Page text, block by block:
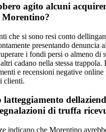
agito alcuni
che si sono resi conto
presentando denuncia
i fondi persi o almeno di
cadano nella stessa
e recensioni negative online
clienti.
latteggiamento
di truffa
indicano che Morentino